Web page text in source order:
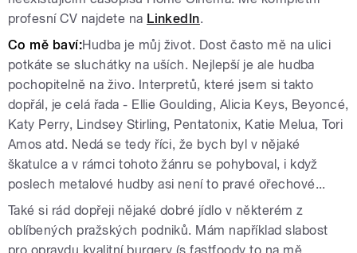
profesní CV najdete na LinkedIn.
Co mě baví:Hudba je můj život. Dost často mě na ulici
potkáte se sluchátky na uších. Nejlepší je ale hudba
pochopitelně na živo. Interpretů, které jsem si takto
dopřál, je celá řada - Ellie Goulding, Alicia Keys, Beyoncé,
Katy Perry, Lindsey Stirling, Pentatonix, Katie Melua, Tori
Amos atd. Nedá se tedy říci, že bych byl v nějaké
škatulce a v rámci tohoto žánru se pohyboval, i když
poslech metalové hudby asi není to pravé ořechové...
Také si rád dopřeji nějaké dobré jídlo v některém z
oblíbených pražských podniků. Mám například slabost
pro opravdu kvalitní burgery (s fastfoody to na mě